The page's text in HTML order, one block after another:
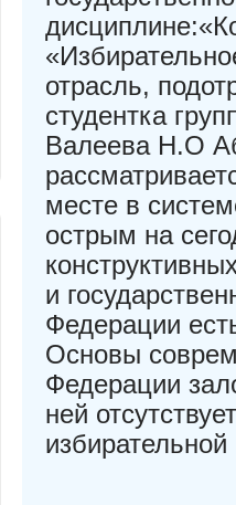
отрасль,
студентка
Валеева Н.О
месте в
острым на
и
Федерации
Основы
Федерации
ней